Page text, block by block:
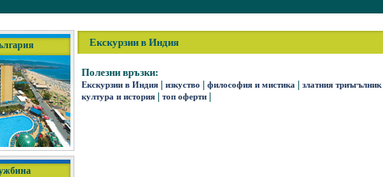
Екскурзии в Индия
Полезни връзки:
Екскурзии в Индия | изкуство | философия и мистика | златния триъгълник
култура и история | топ оферти |